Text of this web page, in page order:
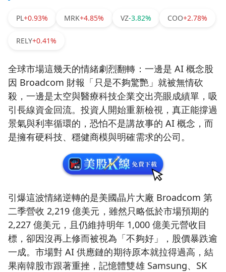
PL+0.93% MRK+4.85% VZ-3.82% COO+2.78%
RELY+0.41%
全球市場這幾天的情緒劇烈翻轉：一邊是 AI 概念股
因 Broadcom 財報「只是不夠驚艷」就被無情砍
殺，一邊是太空與醫療科技企業交出亮眼成績單，吸
引長線資金回流。投資人開始重新檢視，真正能撐過
景氣與利率循環的，恐怕不是講故事的 AI 概念，而
是擁有硬科技、穩健商模與明確需求的公司。
引爆這波情緒逆轉的是美國晶片大廠 Broadcom 第
二季營收 2,219 億美元，雖然只略低於市場預期的
2,227 億美元，且仍維持明年 1,000 億美元營收目
標，卻因沒再上修而被視為「不夠好」，股價暴跌逾
一成。市場對 AI 供應鏈的期待原本就拉得過高，結
果南韓股市跟著重挫，記憶體雙雄 Samsung、SK